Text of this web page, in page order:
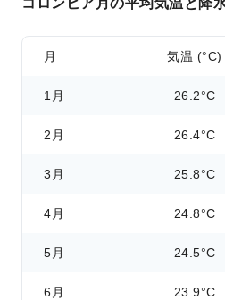
コロンビア月の平均気温と降
月 気温 (°C)
1月 26.2°C
2月 26.4°C
3月 25.8°C
4月 24.8°C
5月 24.5°C
6月 23.9°C